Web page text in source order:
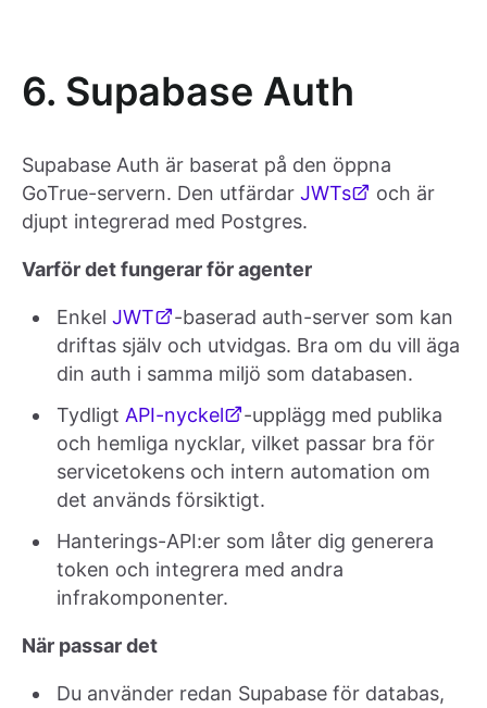
6. Supabase Auth
Supabase Auth är baserat på den öppna
GoTrue-servern. Den utfärdar JWTs
och är
djupt integrerad med Postgres.
Varför det fungerar för agenter
Enkel JWT
-baserad auth-server som kan
driftas själv och utvidgas. Bra om du vill äga
din auth i samma miljö som databasen.
Tydligt API-nyckel
-upplägg med publika
och hemliga nycklar, vilket passar bra för
servicetokens och intern automation om
det används försiktigt.
Hanterings-API:er som låter dig generera
token och integrera med andra
infrakomponenter.
När passar det
Du använder redan Supabase för databas,